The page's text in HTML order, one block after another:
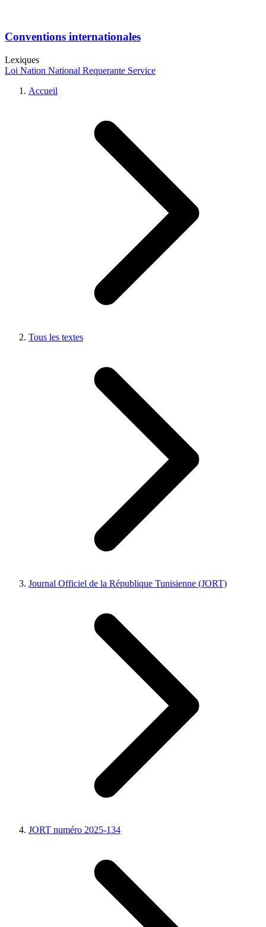
Conventions internationales
Lexiques
Loi Nation National Requerante Service
Accueil
Tous les textes
Journal Officiel de la République Tunisienne (JORT)
JORT numéro 2025-134